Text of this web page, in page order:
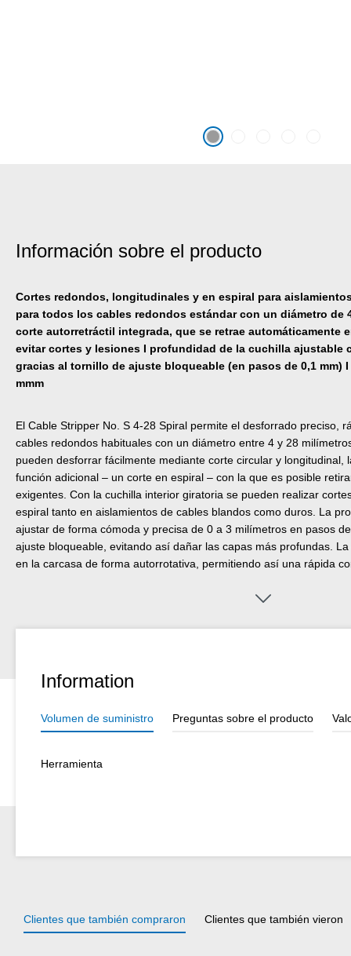
Información sobre el producto
Cortes redondos, longitudinales y en espiral para
para todos los cables redondos estándar con un diámetro de
corte autorretráctil integrada, que se retrae automáticamente
evitar cortes y lesiones I profundidad de la cuchilla ajustable
gracias al tornillo de ajuste bloqueable (en pasos de 0,1 mm)
mmm
El Cable Stripper No. S 4-28 Spiral permite el desforrado preciso,
cables redondos habituales con un diámetro entre 4 y 28
pueden desforrar fácilmente mediante corte circular y longitudinal,
función adicional – un corte en espiral – con la que es posible
exigentes. Con la cuchilla interior giratoria se pueden realizar
espiral tanto en aislamientos de cables blandos como duros. La
ajustar de forma cómoda y precisa de 0 a 3 milímetros en pasos
ajuste bloqueable, evitando así dañar las capas más profundas.
en la carcasa de forma autorrotativa, permitiendo así una rápida
bloquearse la cuchilla. Para realizar un corte en espiral, se cambia
espiral se bloquea la cuchilla interior y el Cable Stripper corta en
corte en espiral, se recomienda realizar una pequeña incisión en
cuchilla en gancho retráctil. Mediante un deslizador se acciona la
autorretráctil, que en caso de un posible uso incorrecto se retrae
comparación con cuchillas fijadas de forma permanente, como por
Information
Volumen de suministro Preguntas sobre el producto
Herramienta
Clientes que también compraron Clientes que también vieron